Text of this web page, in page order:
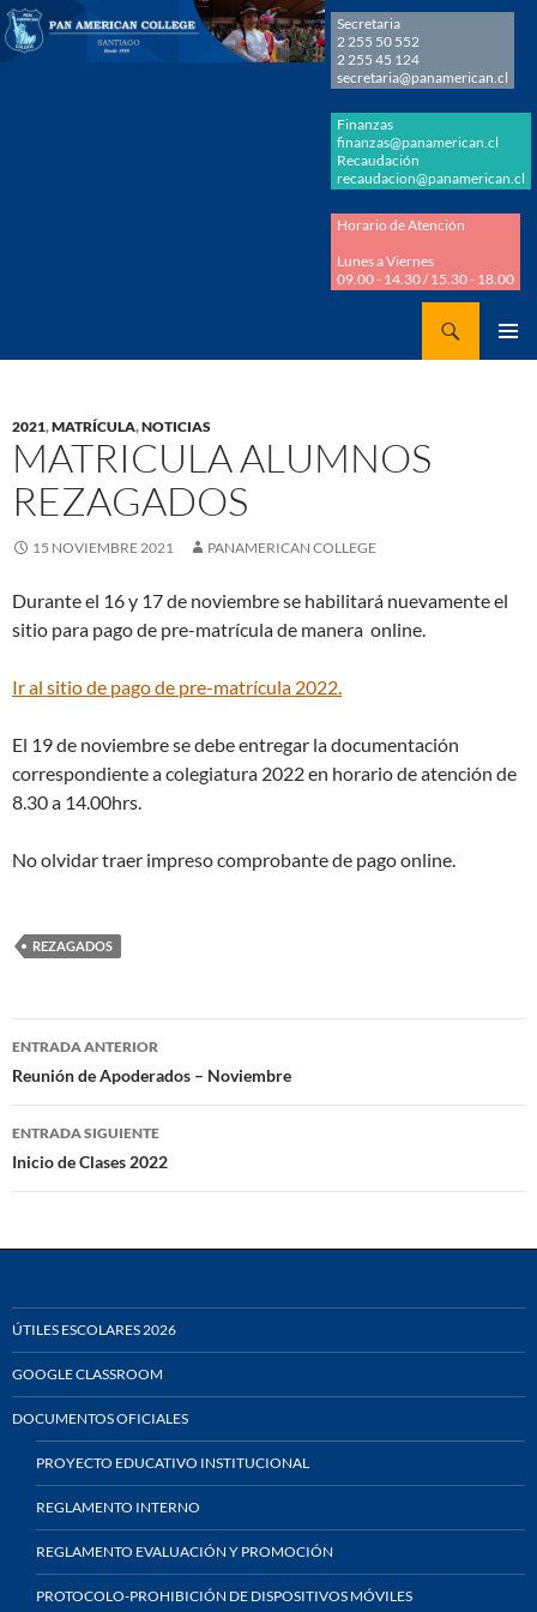
Secretaria
2 255 50 552
2 255 45 124
secretaria@panamerican.cl
Finanzas
finanzas@panamerican.cl
Recaudación
recaudacion@panamerican.cl
Horario de Atención
Lunes a Viernes
09.00 - 14.30 / 15.30 - 18.00
2021,MATRÍCULA,NOTICIAS
MATRICULA ALUMNOS
REZAGADOS
15 NOVIEMBRE 2021 PANAMERICAN COLLEGE
Durante el 16 y 17 de noviembre se habilitará nuevamente el
sitio para pago de pre-matrícula de manera online.
Ir al sitio de pago de pre-matrícula 2022.
El 19 de noviembre se debe entregar la documentación
correspondiente a colegiatura 2022 en horario de atención de
8.30 a 14.00hrs.
No olvidar traer impreso comprobante de pago online.
REZAGADOS
Navegación
de
entradas
ENTRADA ANTERIOR
Reunión de Apoderados – Noviembre
ENTRADA SIGUIENTE
Inicio de Clases 2022
ÚTILES ESCOLARES 2026
GOOGLE CLASSROOM
DOCUMENTOS OFICIALES
PROYECTO EDUCATIVO INSTITUCIONAL
REGLAMENTO INTERNO
REGLAMENTO EVALUACIÓN Y PROMOCIÓN
PROTOCOLO-PROHIBICIÓN DE DISPOSITIVOS MÓVILES